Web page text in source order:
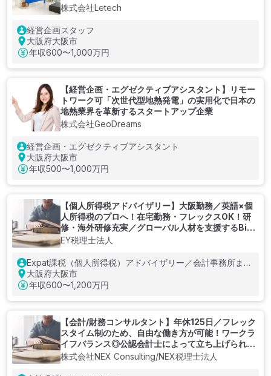
株式会社Letech
経営企画スタッフ
大阪府大阪市
年収600〜1,000万円
【経営企画・エグゼクティブアシスタント】リモー
トワーク可「次世代型地熱発電」の実用化で日本の
地熱業界を革新するスタートアップ企業
株式会社GeoDreams
経営企画・エグゼクティブアシスタント
大阪府大阪市
年収500〜1,000万円
【個人所得税アドバイザリー】大阪勤務／英語×個
人所得税のプロへ！在宅勤務・フレックスOK！研
修・海外研修充実／グローバル人材を支援するBig4
系税理士法人
EY税理士法人
Expat課税（個人所得税）アドバイザリー／会計事務所また
はコンサルティングファーム、事業会社での実務経験／
TOEIC(R)テスト800以上
大阪府大阪市
年収600〜1,200万円
【会計/財務コンサルタント】年休125日／フレック
スタイム制のため、自由な働き方が可能！ワークラ
イフバランス◎公認会計士によって立ち上げられた
少数精鋭のプロフェッショナル・コンサルティング
株式会社NEX Consulting/NEX税理士法人